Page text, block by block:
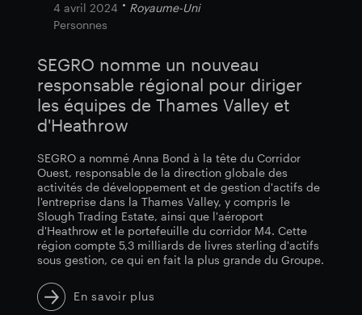
4 avril 2024
Royaume-Uni
Personnes
SEGRO nomme un nouveau
responsable régional pour diriger
les équipes de Thames Valley et
d'Heathrow
SEGRO a nommé Anna Bond à la tête du Corridor
Ouest, responsable de la direction globale des
activités de développement et de gestion d'actifs de
l'entreprise dans la Thames Valley, y compris le
Slough Trading Estate, ainsi que l'aéroport
d'Heathrow et le portefeuille du corridor M4. Cette
région compte 5,3 milliards de livres sterling d'actifs
sous gestion, ce qui en fait la plus grande du Groupe.
En savoir plus